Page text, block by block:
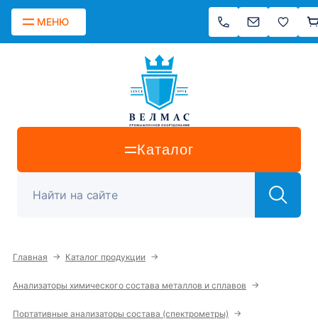
МЕНЮ
Каталог
Главная → Каталог продукции →
Анализаторы химического состава металлов и сплавов →
Портативные анализаторы состава (спектрометры) →